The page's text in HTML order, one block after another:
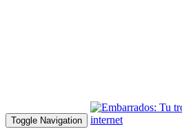
Toggle Navigation